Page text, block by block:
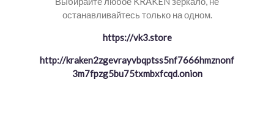
останавливайтесь только на одном.
https://vk3.store
http://kraken2zgevrayvbqptss5nf7666hmznonf
3m7fpzg5bu75txmbxfcqd.onion